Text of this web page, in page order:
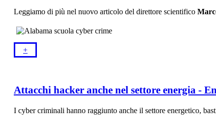
Leggiamo di più nel nuovo articolo del direttore scientifico
+​
Attacchi hacker anche nel settore energia -
I cyber criminali hanno raggiunto anche il settore energetico,